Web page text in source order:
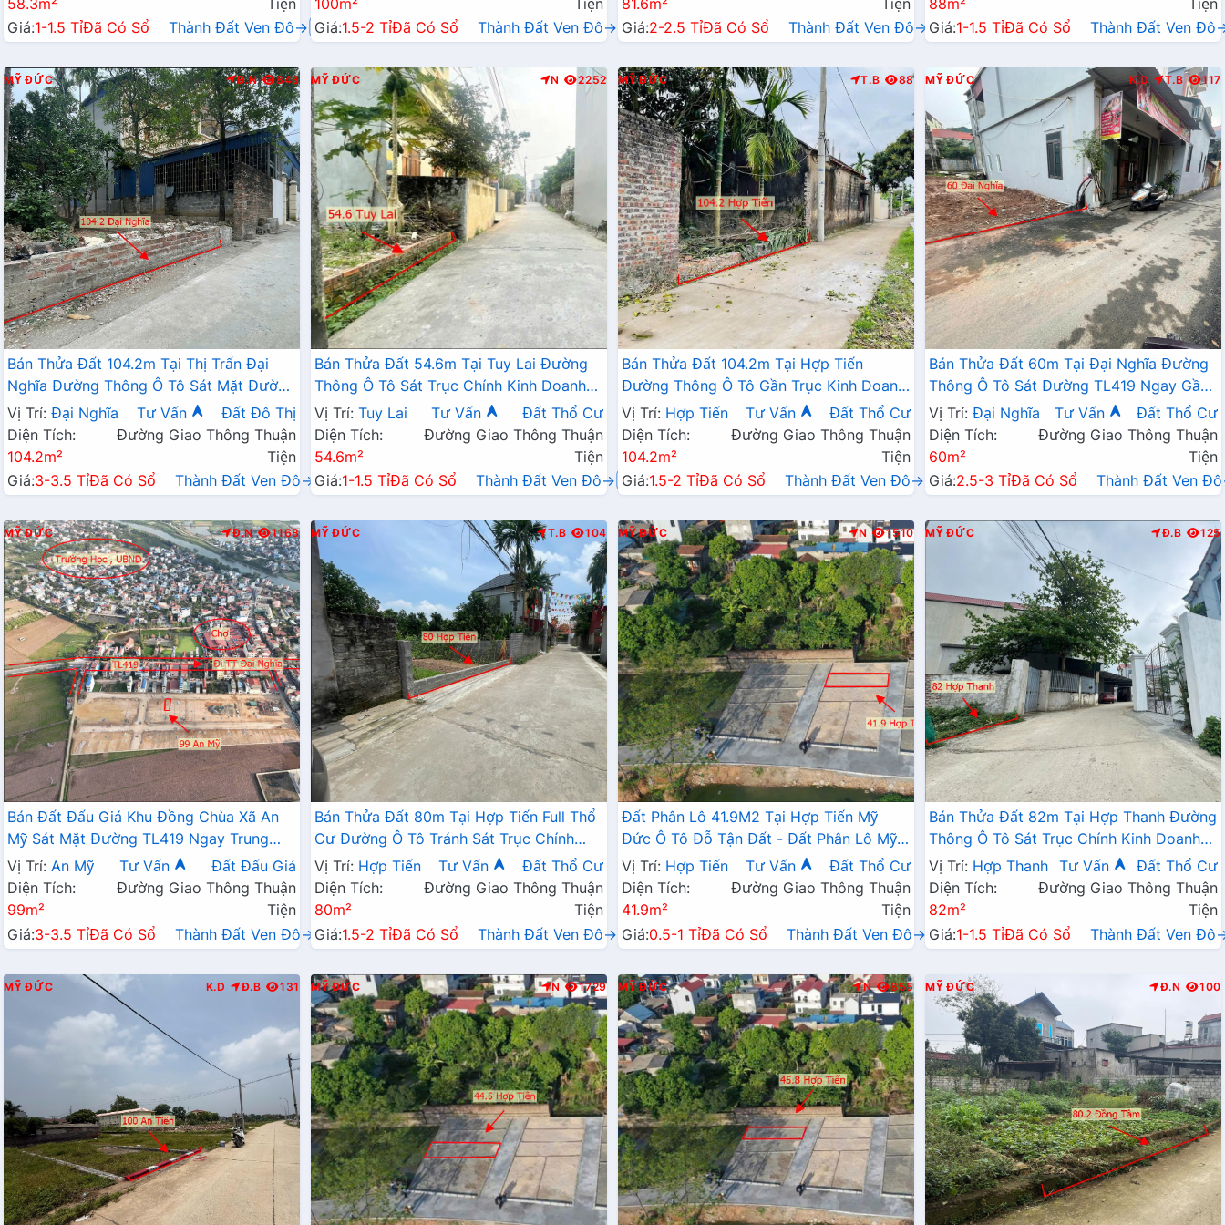
58.3m²
Tiện
Giá:1-1.5 TỉĐã Có Sổ Thành Đất Ven Đô→
100m²
Tiện
Giá:1.5-2 TỉĐã Có Sổ Thành Đất Ven Đô→
81.6m²
Tiện
Giá:2-2.5 TỉĐã Có Sổ Thành Đất Ven Đô→
88m²
Tiện
Giá:1-1.5 TỉĐã Có Sổ Thành Đất Ven
MỸ ĐỨC Đ.N 848
Bán Thửa Đất 104.2m Tại Thị Trấn Đại
Nghĩa Đường Thông Ô Tô Sát Mặt Đường
Kinh Doanh TL419
Vị Trí: Đại Nghĩa Tư Vấn
Đất Đô Thị
Diện Tích:
104.2m²
Đường Giao Thông Thuận
Tiện
Giá:3-3.5 TỉĐã Có Sổ Thành Đất Ven Đô→
MỸ ĐỨC N 2252
Bán Thửa Đất 54.6m Tại Tuy Lai Đường
Thông Ô Tô Sát Trục Chính Kinh Doanh
Liên Xã Giá Chỉ Hơn Tỷ
Vị Trí: Tuy Lai Tư Vấn
Đất Thổ Cư
Diện Tích:
54.6m²
Đường Giao Thông Thuận
Tiện
Giá:1-1.5 TỉĐã Có Sổ Thành Đất Ven Đô→
MỸ ĐỨC T.B 88
Bán Thửa Đất 104.2m Tại Hợp Tiến
Đường Thông Ô Tô Gần Trục Kinh Doanh
Liên Xã Cách TL424 Chỉ Vài Trăm Mét
Vị Trí: Hợp Tiến Tư Vấn
Đất Thổ Cư
Diện Tích:
104.2m²
Đường Giao Thông Thuận
Tiện
Giá:1.5-2 TỉĐã Có Sổ Thành Đất Ven Đô→
MỸ ĐỨC K.D T.B 117
Bán Thửa Đất 60m Tại Đại Nghĩa Đường
Thông Ô Tô Sát Đường TL419 Ngay Gần
Trường Học Các Cấp
Vị Trí: Đại Nghĩa Tư Vấn
Đất Thổ Cư
Diện Tích:
60m²
Đường Giao Thông Thuận
Tiện
Giá:2.5-3 TỉĐã Có Sổ Thành Đất Ven
MỸ ĐỨC Đ.N 1168
Bán Đất Đấu Giá Khu Đồng Chùa Xã An
Mỹ Sát Mặt Đường TL419 Ngay Trung
Tâm Xã An Mỹ Mỹ Đức
Vị Trí: An Mỹ Tư Vấn
Đất Đấu Giá
Diện Tích:
99m²
Đường Giao Thông Thuận
Tiện
Giá:3-3.5 TỉĐã Có Sổ Thành Đất Ven Đô→
MỸ ĐỨC T.B 104
Bán Thửa Đất 80m Tại Hợp Tiến Full Thổ
Cư Đường Ô Tô Tránh Sát Trục Chính
Kinh Doanh Liên Xã
Vị Trí: Hợp Tiến Tư Vấn
Đất Thổ Cư
Diện Tích:
80m²
Đường Giao Thông Thuận
Tiện
Giá:1.5-2 TỉĐã Có Sổ Thành Đất Ven Đô→
MỸ ĐỨC N 1510
Đất Phân Lô 41.9M2 Tại Hợp Tiến Mỹ
Đức Ô Tô Đỗ Tận Đất - Đất Phân Lô Mỹ
Đức Giá Rẻ
Vị Trí: Hợp Tiến Tư Vấn
Đất Thổ Cư
Diện Tích:
41.9m²
Đường Giao Thông Thuận
Tiện
Giá:0.5-1 TỉĐã Có Sổ Thành Đất Ven Đô→
MỸ ĐỨC Đ.B 125
Bán Thửa Đất 82m Tại Hợp Thanh Đường
Thông Ô Tô Sát Trục Chính Kinh Doanh
Liên Xã Giá Chỉ Hơn Tỷ
Vị Trí: Hợp Thanh Tư Vấn
Đất Thổ Cư
Diện Tích:
82m²
Đường Giao Thông Thuận
Tiện
Giá:1-1.5 TỉĐã Có Sổ Thành Đất Ven
MỸ ĐỨC K.D Đ.B 131 MỸ ĐỨC N 1729 MỸ ĐỨC N 855 MỸ ĐỨC Đ.N 100